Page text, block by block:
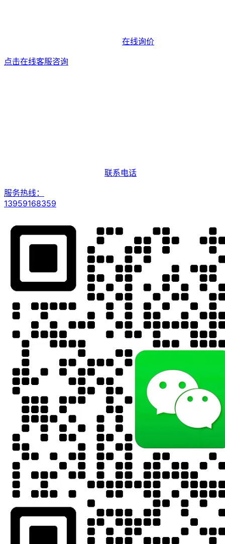
在线询价
点击在线客服咨询
联系电话
服务热线：
13959168359